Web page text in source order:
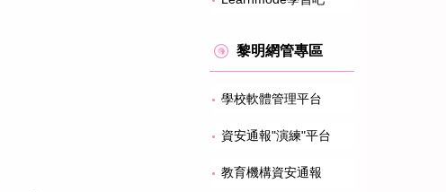
黎明網管專區
學校軟體管理平台
資安通報"演練"平台
教育機構資安通報